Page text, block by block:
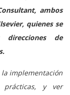
ambos
quienes se
de
implementación
y ver